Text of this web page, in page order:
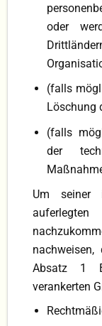
oder
(falls
Löschung
(falls
der
Um seiner
Absatz 1
verankerten